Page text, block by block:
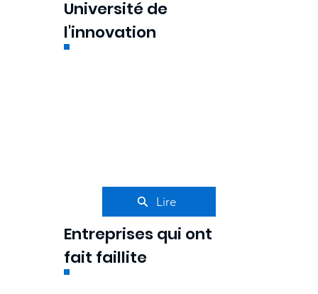
Entreprises qui ont
fait faillite
Université de
l'innovation
Lire